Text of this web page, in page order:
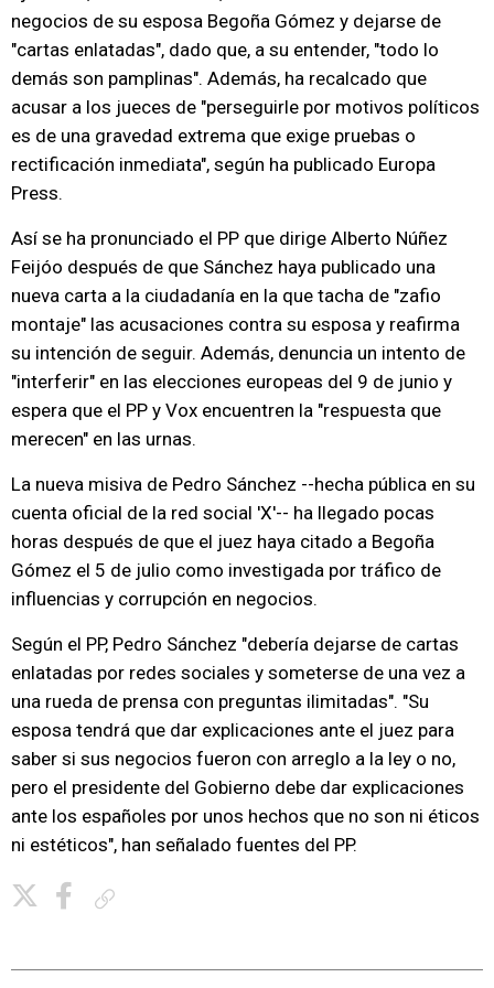
negocios de su esposa Begoña Gómez y dejarse de
"cartas enlatadas", dado que, a su entender, "todo lo
demás son pamplinas". Además, ha recalcado que
acusar a los jueces de "perseguirle por motivos políticos
es de una gravedad extrema que exige pruebas o
rectificación inmediata", según ha publicado Europa
Press.
Así se ha pronunciado el PP que dirige Alberto Núñez
Feijóo después de que Sánchez haya publicado una
nueva carta a la ciudadanía en la que tacha de "zafio
montaje" las acusaciones contra su esposa y reafirma
su intención de seguir. Además, denuncia un intento de
"interferir" en las elecciones europeas del 9 de junio y
espera que el PP y Vox encuentren la "respuesta que
merecen" en las urnas.
La nueva misiva de Pedro Sánchez --hecha pública en su
cuenta oficial de la red social 'X'-- ha llegado pocas
horas después de que el juez haya citado a Begoña
Gómez el 5 de julio como investigada por tráfico de
influencias y corrupción en negocios.
Según el PP, Pedro Sánchez "debería dejarse de cartas
enlatadas por redes sociales y someterse de una vez a
una rueda de prensa con preguntas ilimitadas". "Su
esposa tendrá que dar explicaciones ante el juez para
saber si sus negocios fueron con arreglo a la ley o no,
pero el presidente del Gobierno debe dar explicaciones
ante los españoles por unos hechos que no son ni éticos
ni estéticos", han señalado fuentes del PP.